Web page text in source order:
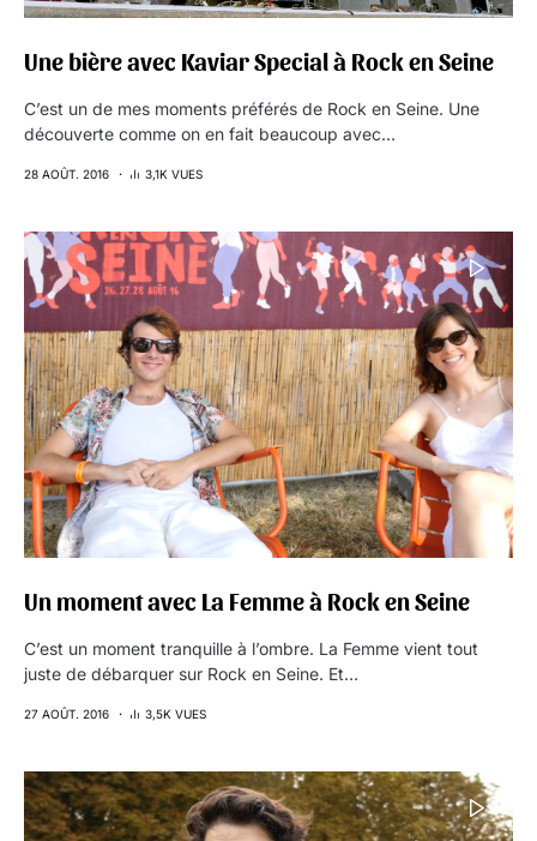
Une bière avec Kaviar Special à Rock en Seine
C’est un de mes moments préférés de Rock en Seine. Une
découverte comme on en fait beaucoup avec…
28 AOÛT. 2016 3,1K VUES
Un moment avec La Femme à Rock en Seine
C’est un moment tranquille à l’ombre. La Femme vient tout
juste de débarquer sur Rock en Seine. Et…
27 AOÛT. 2016 3,5K VUES